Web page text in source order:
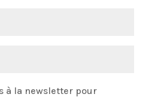
à la newsletter pour